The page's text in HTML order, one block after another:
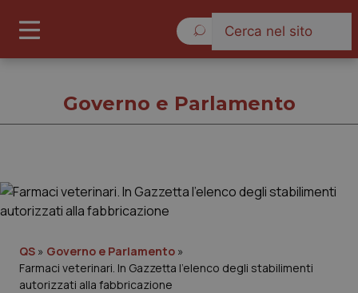
Governo e Parlamento
Governo e Parlamento
QS » Governo e Parlamento »
Farmaci veterinari. In Gazzetta l’elenco degli stabilimenti
autorizzati alla fabbricazione